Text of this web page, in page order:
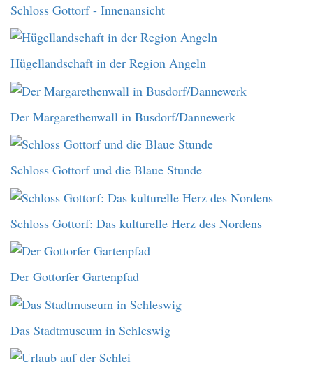
Schloss Gottorf - Innenansicht
Hügellandschaft in der Region Angeln
Der Margarethenwall in Busdorf/Dannewerk
Schloss Gottorf und die Blaue Stunde
Schloss Gottorf: Das kulturelle Herz des Nordens
Der Gottorfer Gartenpfad
Das Stadtmuseum in Schleswig